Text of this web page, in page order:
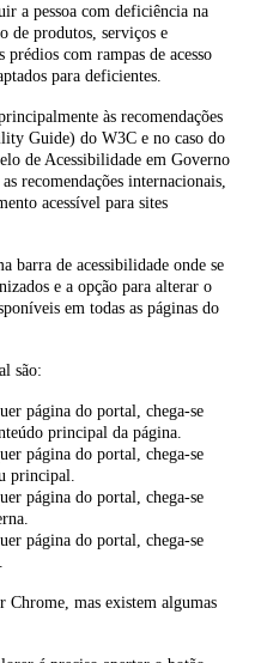
a pessoa com deficiência na
de produtos, serviços e
com rampas de acesso
para deficientes.
às recomendações
Guide) do W3C e no caso do
de Acessibilidade em Governo
recomendações internacionais,
acessível para sites
barra de acessibilidade onde se
e a opção para alterar o
em todas as páginas do
são:
página do portal, chega-se
principal da página.
página do portal, chega-se
principal.
página do portal, chega-se
página do portal, chega-se
Chrome, mas existem algumas